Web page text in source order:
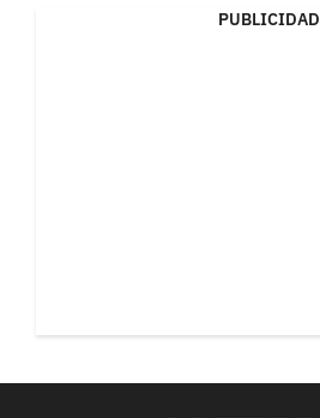
PUBLICIDAD